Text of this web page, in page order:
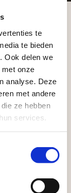
te
te bieden
Ook delen we
onze
analyse. Deze
met andere
ze hebben
services.
partner
en
van
over de
de
tijdens
op
de
is het fijn